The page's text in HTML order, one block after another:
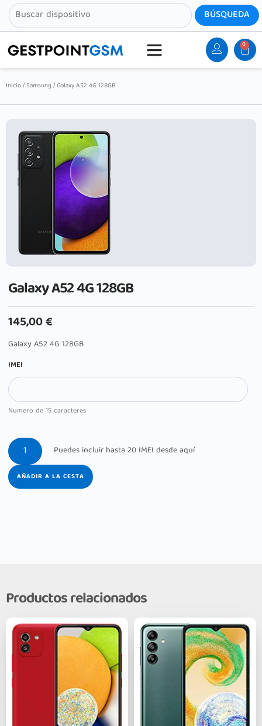
0
Inicio/Samsung / Galaxy A52 4G 128GB
Galaxy A52 4G 128GB
145,00€
Galaxy A52 4G 128GB
IMEI
Numero de 15 caracteres
AÑADIR A LA CESTA
Productos relacionados